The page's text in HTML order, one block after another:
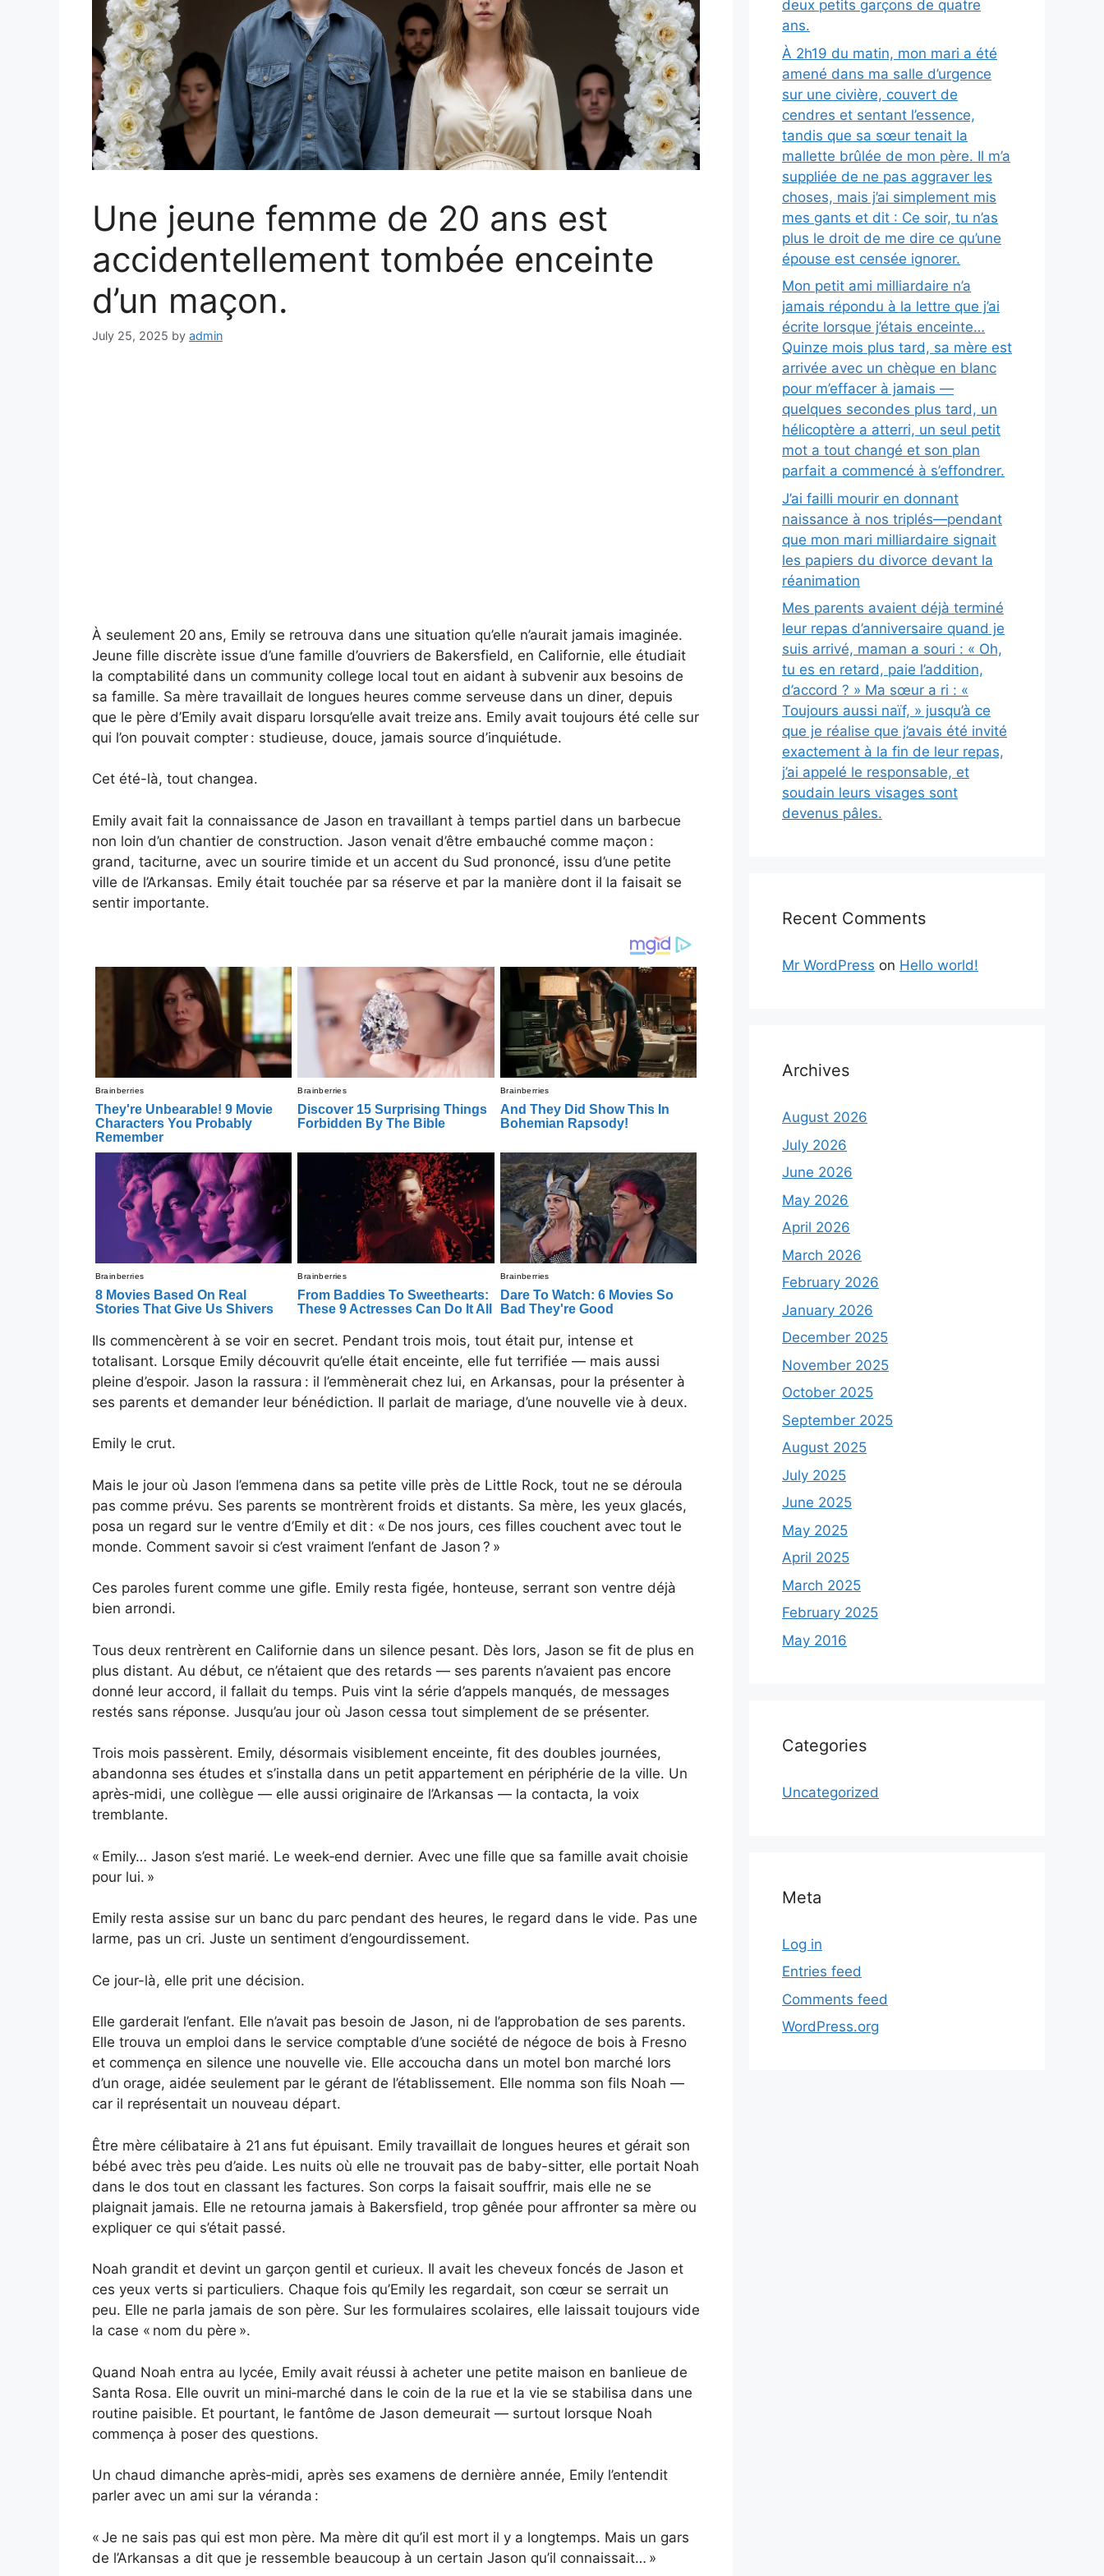
Une jeune femme de 20 ans est
accidentellement tombée enceinte
d’un maçon.
July 25, 2025 by admin
À seulement 20 ans, Emily se retrouva dans une situation qu’elle n’aurait jamais imaginée.
Jeune fille discrète issue d’une famille d’ouvriers de Bakersfield, en Californie, elle étudiait
la comptabilité dans un community college local tout en aidant à subvenir aux besoins de
sa famille. Sa mère travaillait de longues heures comme serveuse dans un diner, depuis
que le père d’Emily avait disparu lorsqu’elle avait treize ans. Emily avait toujours été celle sur
qui l’on pouvait compter : studieuse, douce, jamais source d’inquiétude.
Cet été-là, tout changea.
Emily avait fait la connaissance de Jason en travaillant à temps partiel dans un barbecue
non loin d’un chantier de construction. Jason venait d’être embauché comme maçon :
grand, taciturne, avec un sourire timide et un accent du Sud prononcé, issu d’une petite
ville de l’Arkansas. Emily était touchée par sa réserve et par la manière dont il la faisait se
sentir importante.
Ils commencèrent à se voir en secret. Pendant trois mois, tout était pur, intense et
totalisant. Lorsque Emily découvrit qu’elle était enceinte, elle fut terrifiée — mais aussi
pleine d’espoir. Jason la rassura : il l’emmènerait chez lui, en Arkansas, pour la présenter à
ses parents et demander leur bénédiction. Il parlait de mariage, d’une nouvelle vie à deux.
Emily le crut.
Mais le jour où Jason l’emmena dans sa petite ville près de Little Rock, tout ne se déroula
pas comme prévu. Ses parents se montrèrent froids et distants. Sa mère, les yeux glacés,
posa un regard sur le ventre d’Emily et dit : « De nos jours, ces filles couchent avec tout le
monde. Comment savoir si c’est vraiment l’enfant de Jason ? »
Ces paroles furent comme une gifle. Emily resta figée, honteuse, serrant son ventre déjà
bien arrondi.
Tous deux rentrèrent en Californie dans un silence pesant. Dès lors, Jason se fit de plus en
plus distant. Au début, ce n’étaient que des retards — ses parents n’avaient pas encore
donné leur accord, il fallait du temps. Puis vint la série d’appels manqués, de messages
restés sans réponse. Jusqu’au jour où Jason cessa tout simplement de se présenter.
Trois mois passèrent. Emily, désormais visiblement enceinte, fit des doubles journées,
abandonna ses études et s’installa dans un petit appartement en périphérie de la ville. Un
après‑midi, une collègue — elle aussi originaire de l’Arkansas — la contacta, la voix
tremblante.
« Emily… Jason s’est marié. Le week‑end dernier. Avec une fille que sa famille avait choisie
pour lui. »
Emily resta assise sur un banc du parc pendant des heures, le regard dans le vide. Pas une
larme, pas un cri. Juste un sentiment d’engourdissement.
Ce jour-là, elle prit une décision.
Elle garderait l’enfant. Elle n’avait pas besoin de Jason, ni de l’approbation de ses parents.
Elle trouva un emploi dans le service comptable d’une société de négoce de bois à Fresno
et commença en silence une nouvelle vie. Elle accoucha dans un motel bon marché lors
d’un orage, aidée seulement par le gérant de l’établissement. Elle nomma son fils Noah —
car il représentait un nouveau départ.
Être mère célibataire à 21 ans fut épuisant. Emily travaillait de longues heures et gérait son
bébé avec très peu d’aide. Les nuits où elle ne trouvait pas de baby-sitter, elle portait Noah
dans le dos tout en classant les factures. Son corps la faisait souffrir, mais elle ne se
plaignait jamais. Elle ne retourna jamais à Bakersfield, trop gênée pour affronter sa mère ou
expliquer ce qui s’était passé.
Noah grandit et devint un garçon gentil et curieux. Il avait les cheveux foncés de Jason et
ces yeux verts si particuliers. Chaque fois qu’Emily les regardait, son cœur se serrait un
peu. Elle ne parla jamais de son père. Sur les formulaires scolaires, elle laissait toujours vide
la case « nom du père ».
Quand Noah entra au lycée, Emily avait réussi à acheter une petite maison en banlieue de
Santa Rosa. Elle ouvrit un mini‑marché dans le coin de la rue et la vie se stabilisa dans une
routine paisible. Et pourtant, le fantôme de Jason demeurait — surtout lorsque Noah
commença à poser des questions.
Un chaud dimanche après‑midi, après ses examens de dernière année, Emily l’entendit
parler avec un ami sur la véranda :
« Je ne sais pas qui est mon père. Ma mère dit qu’il est mort il y a longtemps. Mais un gars
de l’Arkansas a dit que je ressemble beaucoup à un certain Jason qu’il connaissait… »
deux petits garçons de quatre
ans.
À 2h19 du matin, mon mari a été
amené dans ma salle d’urgence
sur une civière, couvert de
cendres et sentant l’essence,
tandis que sa sœur tenait la
mallette brûlée de mon père. Il m’a
suppliée de ne pas aggraver les
choses, mais j’ai simplement mis
mes gants et dit : Ce soir, tu n’as
plus le droit de me dire ce qu’une
épouse est censée ignorer.
Mon petit ami milliardaire n’a
jamais répondu à la lettre que j’ai
écrite lorsque j’étais enceinte…
Quinze mois plus tard, sa mère est
arrivée avec un chèque en blanc
pour m’effacer à jamais —
quelques secondes plus tard, un
hélicoptère a atterri, un seul petit
mot a tout changé et son plan
parfait a commencé à s’effondrer.
J’ai failli mourir en donnant
naissance à nos triplés—pendant
que mon mari milliardaire signait
les papiers du divorce devant la
réanimation
Mes parents avaient déjà terminé
leur repas d’anniversaire quand je
suis arrivé, maman a souri : « Oh,
tu es en retard, paie l’addition,
d’accord ? » Ma sœur a ri : «
Toujours aussi naïf, » jusqu’à ce
que je réalise que j’avais été invité
exactement à la fin de leur repas,
j’ai appelé le responsable, et
soudain leurs visages sont
devenus pâles.
Recent Comments
Mr WordPress on Hello world!
Archives
August 2026
July 2026
June 2026
May 2026
April 2026
March 2026
February 2026
January 2026
December 2025
November 2025
October 2025
September 2025
August 2025
July 2025
June 2025
May 2025
April 2025
March 2025
February 2025
May 2016
Categories
Uncategorized
Meta
Log in
Entries feed
Comments feed
WordPress.org